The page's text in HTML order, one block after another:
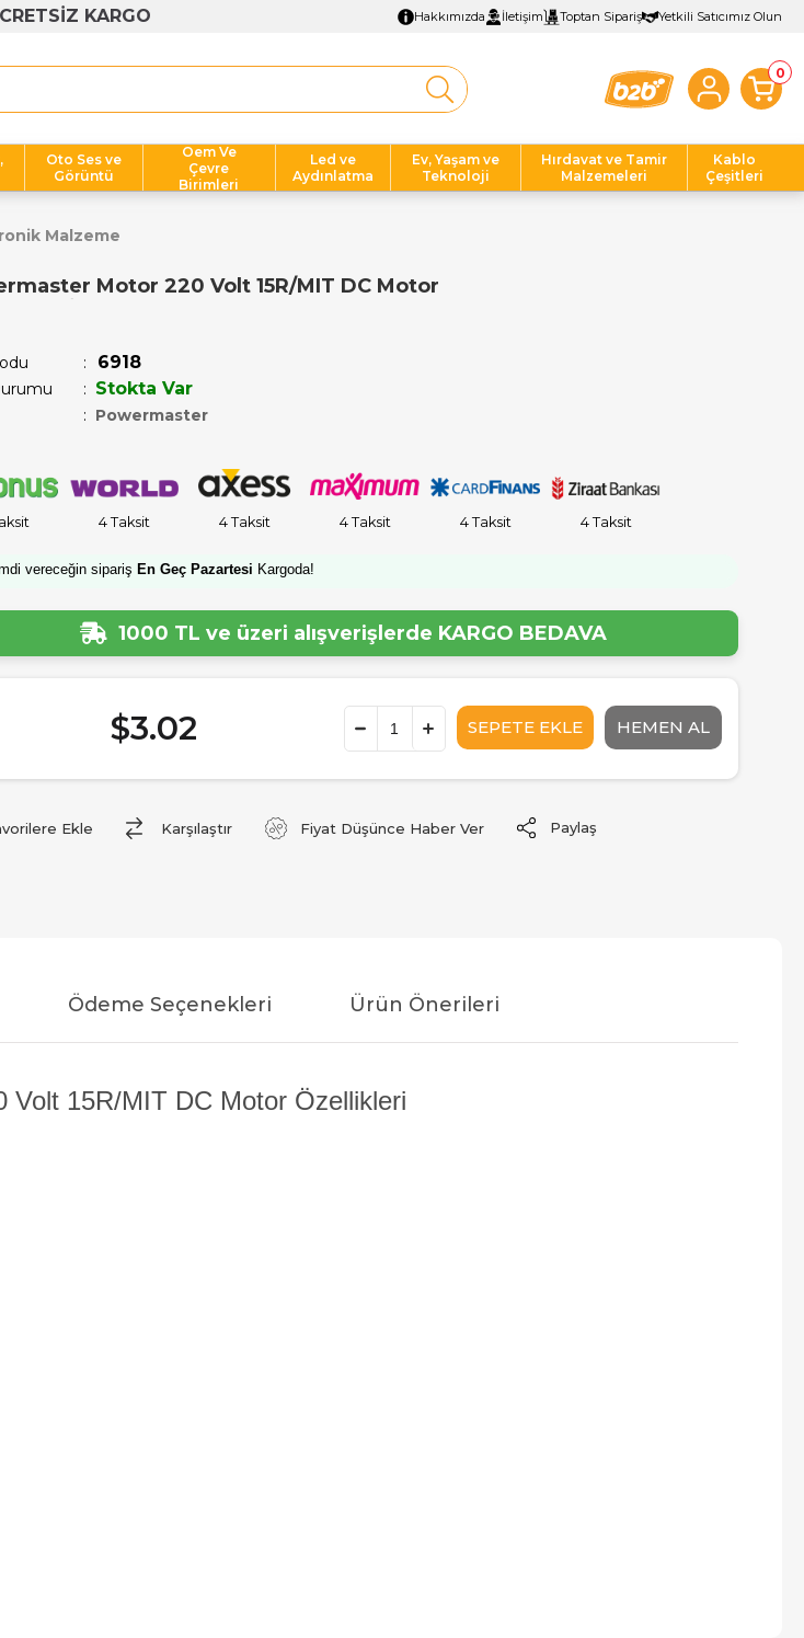
KARGO Hakkımızda İletişim Toptan Sipariş Yetkili Satıcımız Olun
0
Oto Ses ve
Görüntü
Oem Ve
Çevre
Birimleri
Led ve
Aydınlatma
Ev, Yaşam ve
Teknoloji
Hırdavat ve Tamir
Malzemeleri
Kablo
Çeşitleri
Malzeme
Motor 220 Volt 15R/MIT DC Motor
6918
: Stokta Var
: Powermaster
4 Taksit 4 Taksit 4 Taksit 4 Taksit 4 Taksit
vereceğin sipariş En Geç Pazartesi Kargoda!
1000 TL ve üzeri alışverişlerde KARGO BEDAVA
$3.02
Ekle Karşılaştır Fiyat Düşünce Haber Ver Paylaş
Ödeme Seçenekleri Ürün Önerileri
Volt 15R/MIT DC Motor Özellikleri